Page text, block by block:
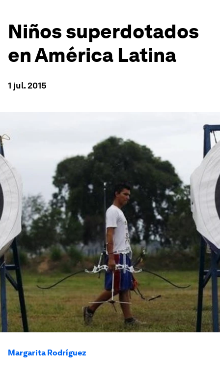
Niños superdotados
en América Latina
1 jul. 2015
Margarita Rodríguez